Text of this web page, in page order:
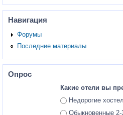
Навигация
Форумы
Последние материалы
Опрос
Какие отели вы
Ответы
Недорогие
Обыкновенные 2-